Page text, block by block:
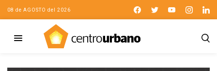
08 de AGOSTO del 2026